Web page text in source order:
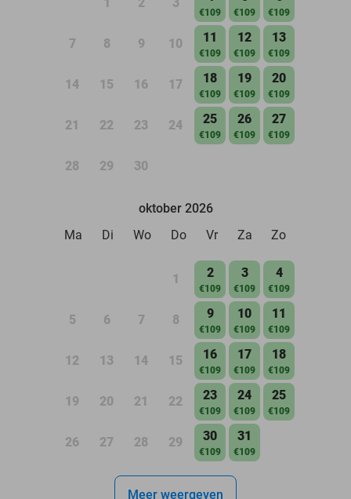
€109 €109 €109
7 8 9 10 11
€109
12
€109
13
€109
14 15 16 17 18
€109
19
€109
20
€109
21 22 23 24 25
€109
26
€109
27
€109
28 29 30
oktober 2026
Ma
Di Wo Do Vr Za Zo
1 2
€109
3
€109
4
€109
5 6 7 8 9
€109
10
€109
11
€109
12 13 14 15 16
€109
17
€109
18
€109
19 20 21 22 23
€109
24
€109
25
€109
26 27 28 29 30
€109
31
€109
Meer weergeven